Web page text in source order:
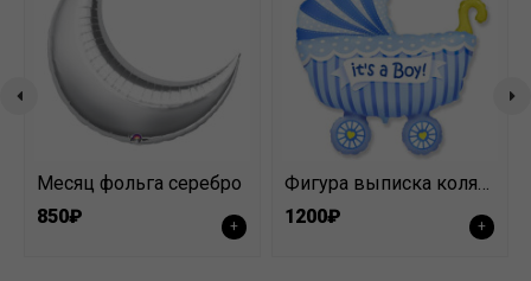
Месяц фольга серебро
850₽
+
Фигура выписка коляска голубая
1200₽
+